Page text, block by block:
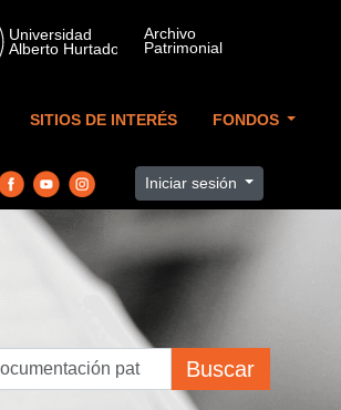
SITIOS DE INTERÉS FONDOS
Iniciar sesión
Buscar